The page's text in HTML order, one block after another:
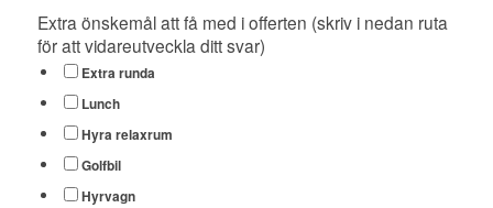
Extra önskemål att få med i offerten (skriv i nedan ruta
för att vidareutveckla ditt svar)
Extra runda
Lunch
Hyra relaxrum
Golfbil
Hyrvagn